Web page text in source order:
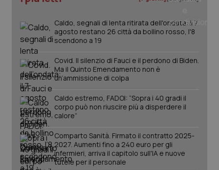
Sangue & coagulazione
Tiroide
Tumore al seno
Tumore ovarico
Tumori del Polmone & Testa Collo
Tumori gastrointestinali
Caldo, segnali di lenta ritirata dell'ondata: il 7
agosto restano 26 città da bollino rosso, l'8
scendono a 19
Covid. Il silenzio di Fauci e il perdono di Biden.
Ma il Quinto Emendamento non è
un’ammissione di colpa
Caldo estremo, FADOI: “Sopra i 40 gradi il
corpo può non riuscire più a disperdere il
calore”
Comparto Sanità. Firmato il contratto 2025-
2027. Aumenti fino a 240 euro per gli
infermieri, arriva il capitolo sull'IA e nuove
tutele per il personale
CookieScriptConsent
CookieScript
www.quotidianosanita.it